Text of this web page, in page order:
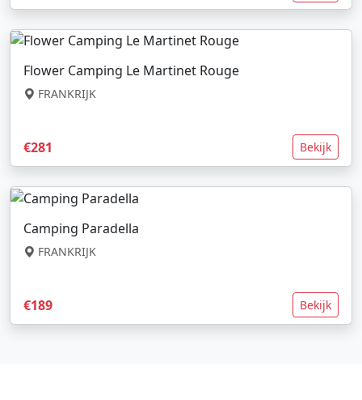
Flower Camping Le Martinet Rouge
FRANKRIJK
€281 Bekijk
Camping Paradella
FRANKRIJK
€189 Bekijk